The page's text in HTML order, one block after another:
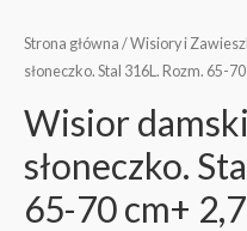
Strona główna /Wisiory i
słoneczko. Stal 316L. Rozm. 65-
Wisior
słoneczko.
65-70 cm+